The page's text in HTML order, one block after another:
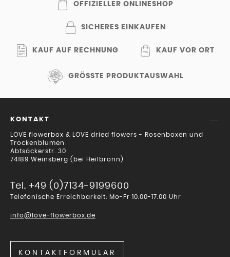
OFFIZIELLER ONLINESHOP
SICHERES EINKAUFEN
KAUF AUF RECHNUNG KAUF VOR ORT
GRÖSSTE PRODUKTAUSWAHL
KONTAKT
LOVE flowerbox & LOVE dried flowers - Rosenboxen und
Trockenblumen
Abtsäckerstr. 30
74189 Weinsberg (bei Heilbronn)
Tel. +49 (0)7134-9199600
Telefonische Erreichbarkeit: Mo-Fr 10.00-17.00 Uhr
info@love-flowerbox.de
KONTAKTFORMULAR